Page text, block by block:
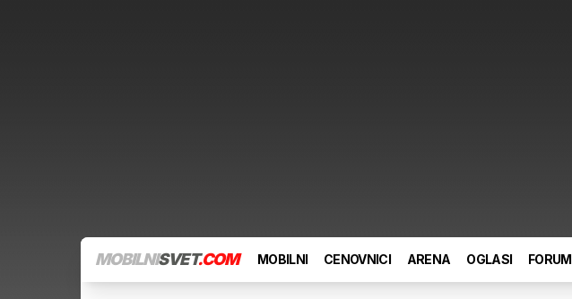
MOBILNISVET.COM MOBILNI CENOVNICI ARENA OGLASI FORUM